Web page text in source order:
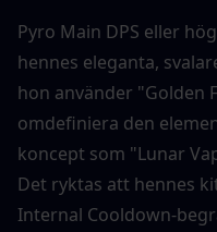
Pyro Main DPS eller
hennes eleganta,
hon använder "Golden
omdefiniera den
koncept som "Lunar
Det ryktas att hennes
Internal Cooldown-